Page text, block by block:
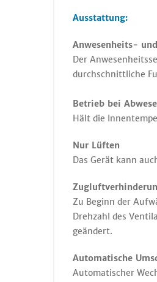
Ausstattung:
Anwesenheits-
Der
durchschnittliche
Betrieb bei
Hält die
Nur Lüften
Das Gerät kann
Zu Beginn der
Drehzahl des
geändert.
Automatische
Automatischer